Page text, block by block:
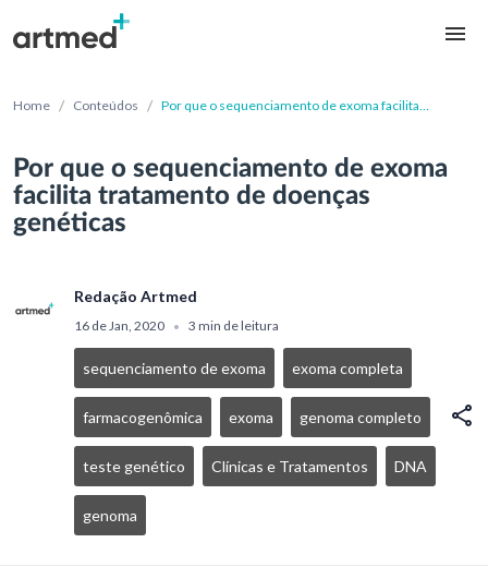
Home / Conteúdos / Por que o sequenciamento de exoma facilita
Por que o sequenciamento de exoma
facilita tratamento de doenças
genéticas
Redação Artmed
16 de Jan, 2020 • 3 min de leitura
sequenciamento de exoma exoma completa
farmacogenômica exoma genoma completo
teste genético Clínicas e Tratamentos DNA
genoma